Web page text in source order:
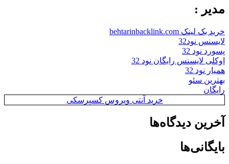
مدیر :
خرید بک لینک behtarinbacklink.com
لایسنس نود32
پسورد نود 32
اوکلی لایسنس رایگان نود 32
همیار نود 32
بهترین سئو
رایگان
خرید آنتی ویروس کسپرسکی
آخرین دیدگاه‌ها
بایگانی‌ها